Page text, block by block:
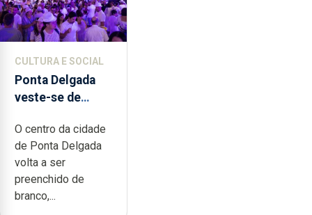
CULTURA E SOCIAL
Ponta Delgada
veste-se de
O centro da cidade
de Ponta Delgada
volta a ser
preenchido de
branco,...